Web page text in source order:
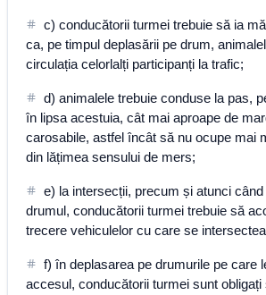
c) conducătorii turmei trebuie să ia
ca, pe timpul deplasării pe drum,
circulația celorlalți participanți la trafic;
d) animalele trebuie conduse la pas,
în lipsa acestuia, cât mai aproape de
carosabile, astfel încât să nu ocupe mai
din lățimea sensului de mers;
e) la intersecții, precum și atunci
drumul, conducătorii turmei trebuie să
trecere vehiculelor cu care se
f) în deplasarea pe drumurile pe care
accesul, conducătorii turmei sunt obligați